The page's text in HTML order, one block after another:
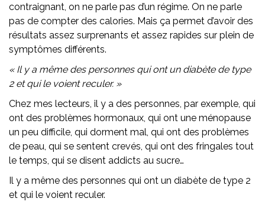
contraignant, on ne parle pas d’un régime. On ne parle
pas de compter des calories. Mais ça permet d’avoir des
résultats assez surprenants et assez rapides sur plein de
symptômes différents.
« Il y a même des personnes qui ont un diabète de type
2 et qui le voient reculer. »
Chez mes lecteurs, il y a des personnes, par exemple, qui
ont des problèmes hormonaux, qui ont une ménopause
un peu difficile, qui dorment mal, qui ont des problèmes
de peau, qui se sentent crevés, qui ont des fringales tout
le temps, qui se disent addicts au sucre…
Il y a même des personnes qui ont un diabète de type 2
et qui le voient reculer.